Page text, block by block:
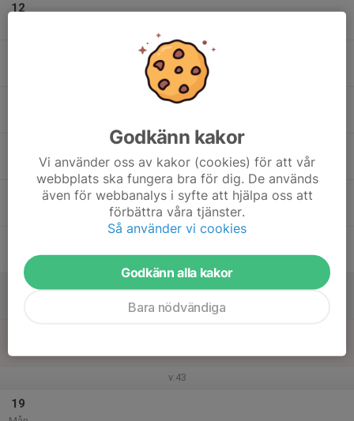
12
19:30
bugg kurs fortsättning
IOGT-NTO Kullgatan 8
19:45
dans med bytesring och kursinslag
NTO-lokalen
v.43
19
Godkänn kakor
Vi använder oss av kakor (cookies) för att vår
webbplats ska fungera bra för dig. De används
även för webbanalys i syfte att hjälpa oss att
förbättra våra tjänster.
Så använder vi cookies
Godkänn alla kakor
Bara nödvändiga